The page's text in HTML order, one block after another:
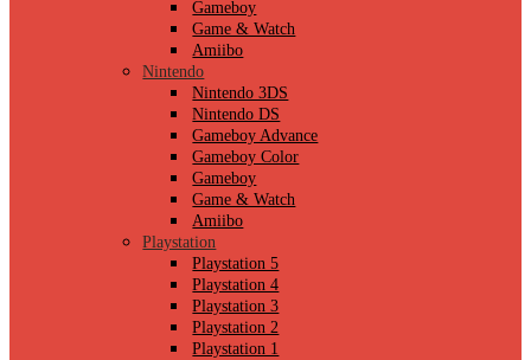
Gameboy
Game & Watch
Amiibo
Nintendo
Nintendo 3DS
Nintendo DS
Gameboy Advance
Gameboy Color
Gameboy
Game & Watch
Amiibo
Playstation
Playstation 5
Playstation 4
Playstation 3
Playstation 2
Playstation 1